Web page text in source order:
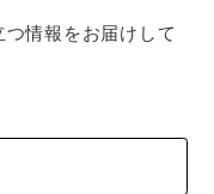
情報をお届けして